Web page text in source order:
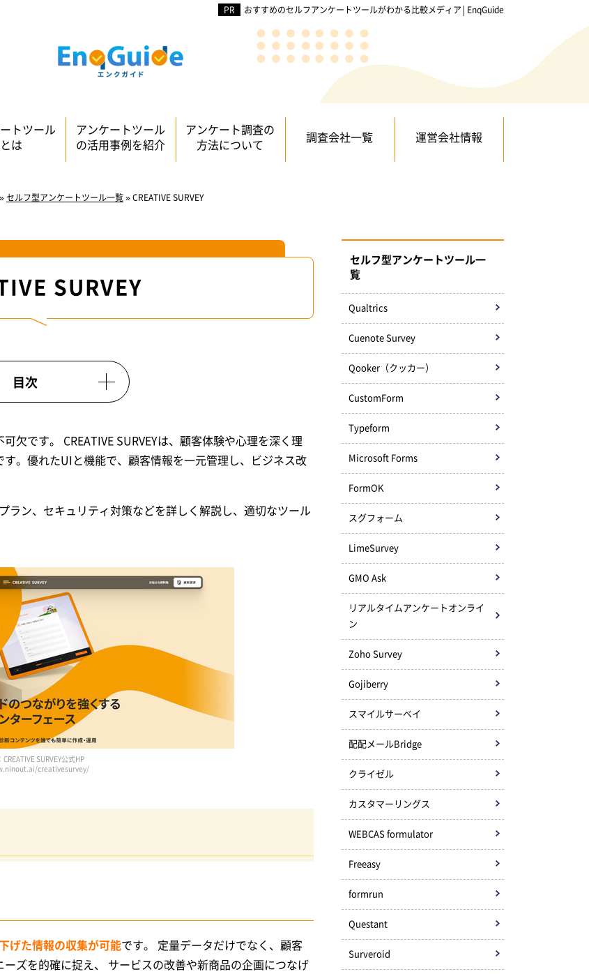
おすすめのセルフアンケートツールがわかる比較メディア│EnqGuide
トツール
とは
アンケートツール
の活用事例を紹介
アンケート調査の
方法について
調査会社一覧 運営会社情報
»セルフ型アンケートツール一覧»CREATIVE SURVEY
SURVEY
目次
欠です。 CREATIVE SURVEYは、顧客体験や心理を深く理
。優れたUIと機能で、顧客情報を一元管理し、ビジネス改
ラン、セキュリティ対策などを詳しく解説し、適切なツール
SURVEY公式HP
creativesurvey/
げた情報の収集が可能です。 定量データだけでなく、顧客
ズを的確に捉え、 サービスの改善や新商品の企画につなげ
セルフ型アンケートツール一
覧
Qualtrics
Cuenote Survey
Qooker（クッカー）
CustomForm
Typeform
Microsoft Forms
FormOK
スグフォーム
LimeSurvey
GMO Ask
リアルタイムアンケートオンライ
ン
Zoho Survey
Gojiberry
スマイルサーベイ
配配メールBridge
クライゼル
カスタマーリングス
WEBCAS formulator
Freeasy
formrun
Questant
Surveroid